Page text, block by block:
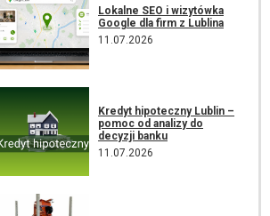
Lokalne SEO i wizytówka
Google dla firm z Lublina
11.07.2026
Kredyt hipoteczny Lublin –
pomoc od analizy do
decyzji banku
11.07.2026